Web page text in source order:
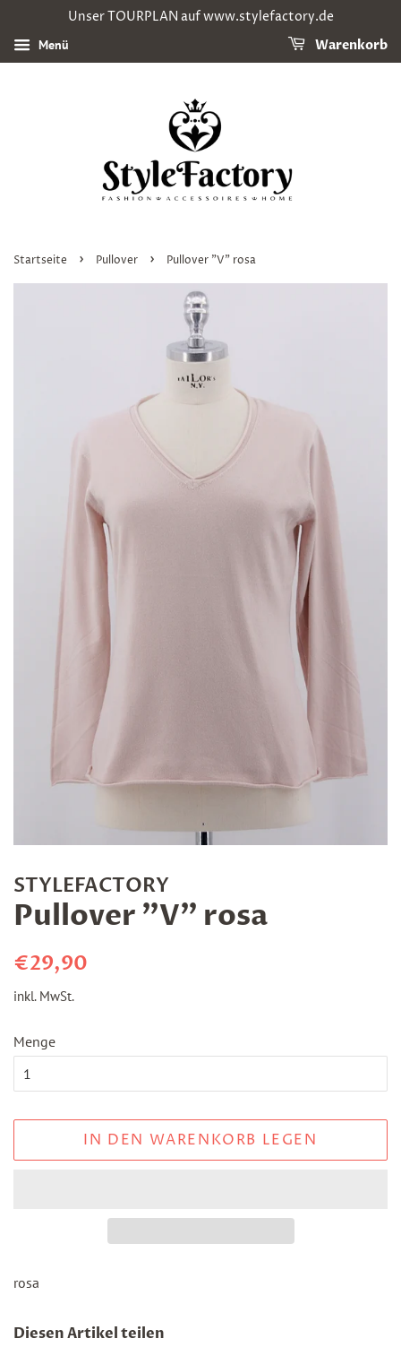
Unser TOURPLAN auf www.stylefactory.de
Menü Warenkorb
Startseite › Pullover › Pullover "V" rosa
STYLEFACTORY
Pullover "V" rosa
Normaler
€29,90
inkl. MwSt.
Menge
IN DEN WARENKORB LEGEN
rosa
Diesen Artikel teilen